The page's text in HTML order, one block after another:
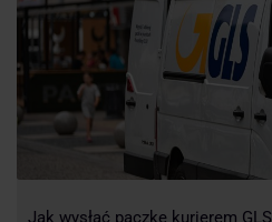
Jak wysłać paczkę kurierem GLS